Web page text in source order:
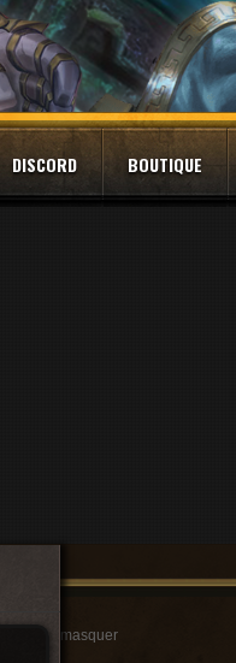
DISCORD BOUTIQUE
masquer